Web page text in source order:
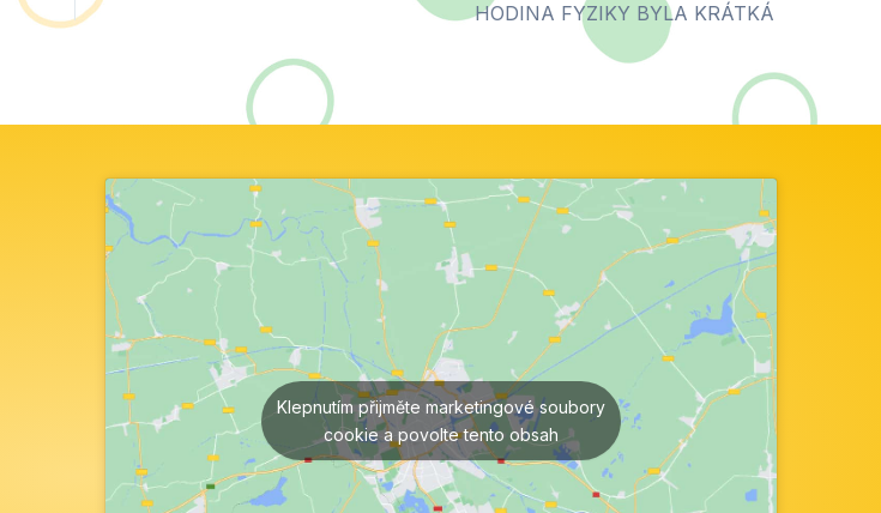
HODINA FYZIKY BYLA KRÁTKÁ
Klepnutím přijměte marketingové soubory
cookie a povolte tento obsah